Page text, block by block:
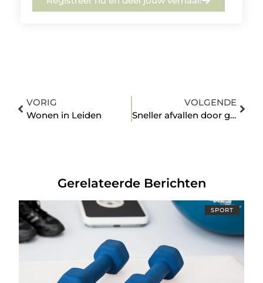
VORIG
Wonen in Leiden
VOLGENDE
Sneller afvallen door gember
Gerelateerde Berichten
SPORT